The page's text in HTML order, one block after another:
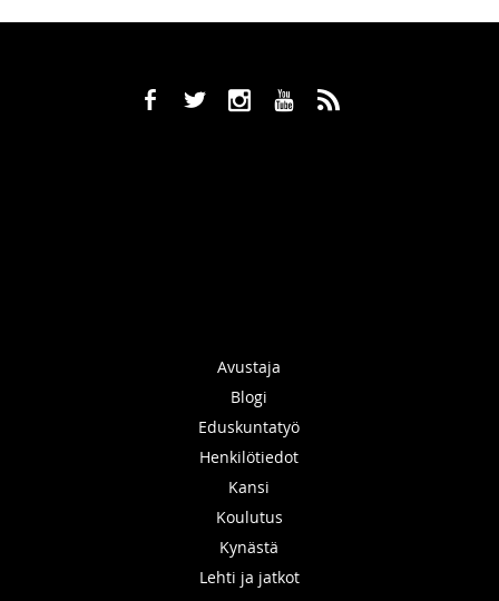
b a x r ,
Avustaja
Blogi
Eduskuntatyö
Henkilötiedot
Kansi
Koulutus
Kynästä
Lehti ja jatkot